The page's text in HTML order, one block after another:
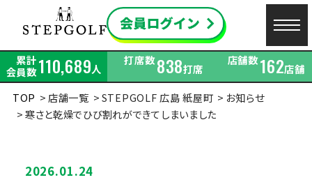
累計
会員数110,689人
打席数838打席
店舗数162店舗
TOP
店舗一覧 STEPGOLF 広島 紙屋町
お知らせ
寒さと乾燥でひび割れができてしまいました
2026.01.24